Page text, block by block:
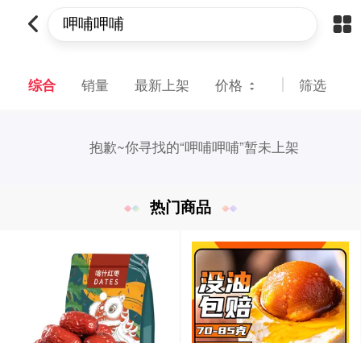
综合 销量 最新上架 价格 筛选
抱歉~你寻找的“呷哺呷哺”暂未上架
热门商品